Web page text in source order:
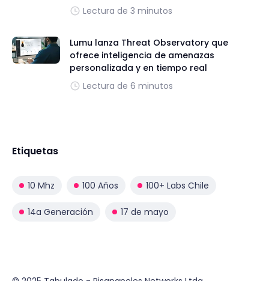
Lectura de 3 minutos
Lumu lanza Threat Observatory que
ofrece inteligencia de amenazas
personalizada y en tiempo real
Lectura de 6 minutos
Etiquetas
10 Mhz 100 Años 100+ Labs Chile
14a Generación 17 de mayo